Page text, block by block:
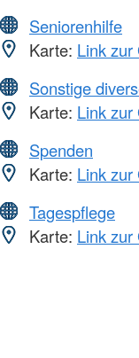
Seniorenhilfe
Karte: Link zur
Sonstige
Karte: Link zur
Spenden
Karte: Link zur
Tagespflege
Karte: Link zur